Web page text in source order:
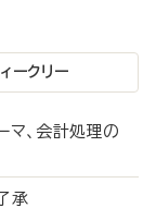
ークリー
、会計処理の
了承